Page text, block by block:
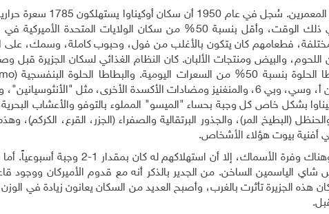
من سكان اليابان بشكل عام في ذلك الوقت، وأقل بنسبة 50% من سكان الولايات
فطعامهم كان يتكون بالأغلب من فول، وحبوب كاملة، وسمك، على
والبيض ومنتجات الألبان. كان النظام الغذائي لسكان الجزيرة قبل
والبطاطا الحلوة البنفسجية (
) المليئة بفيتامين أ، وسي، وبي 6، والمنغنيز ومضادات الأكسدة الأخرى، مثل
بشكل خاص كل وجبة بحساء "الميسو" المملوء بالتوفو والأعشاب
(البطيخ المر)، والجذور البرتقالية والصفراء (الجزر، القرع، الكركم)،
أفنية بيوت هؤلاء الأشخاص.
ومع أن الجزيرة محاطة بالمحيط وهناك وفرة
الياسمين الساخن. من الجدير بالذكر أنه مع قدوم الأميركان ووجود
هذه الجزيرة تأثرت بالغرب، وأصبح العديد من السكان يعانون زيادة في